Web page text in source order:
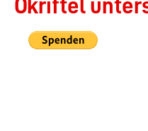
Okriftel